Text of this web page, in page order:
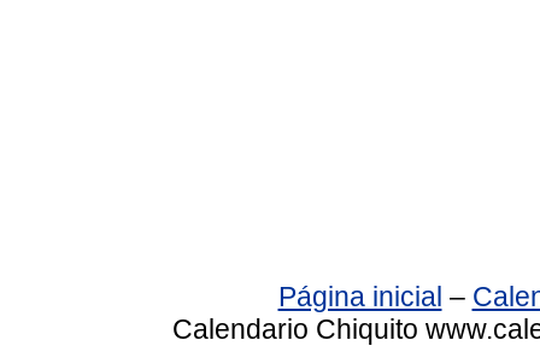
Página inicial –
Calendario Chiquito